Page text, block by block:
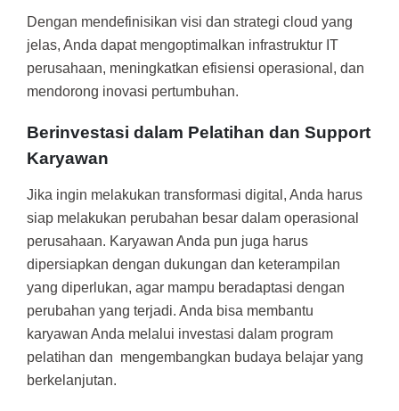
Dengan mendefinisikan visi dan strategi cloud yang
jelas, Anda dapat mengoptimalkan infrastruktur IT
perusahaan, meningkatkan efisiensi operasional, dan
mendorong inovasi pertumbuhan.
Berinvestasi dalam Pelatihan dan Support
Karyawan
Jika ingin melakukan transformasi digital, Anda harus
siap melakukan perubahan besar dalam operasional
perusahaan. Karyawan Anda pun juga harus
dipersiapkan dengan dukungan dan keterampilan
yang diperlukan, agar mampu beradaptasi dengan
perubahan yang terjadi. Anda bisa membantu
karyawan Anda melalui investasi dalam program
pelatihan dan mengembangkan budaya belajar yang
berkelanjutan.